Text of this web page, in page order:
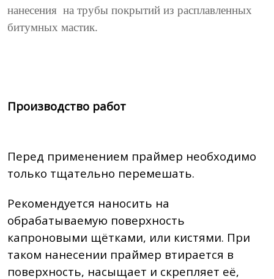
нанесения на трубы покрытий из расплавленных
битумных мастик.
Производство работ
Перед применением праймер необходимо
только тщательно перемешать.
Рекомендуется наносить на
обрабатываемую поверхность
капроновыми щётками, или кистями. При
таком нанесении праймер втирается в
поверхность, насыщает и скрепляет её,